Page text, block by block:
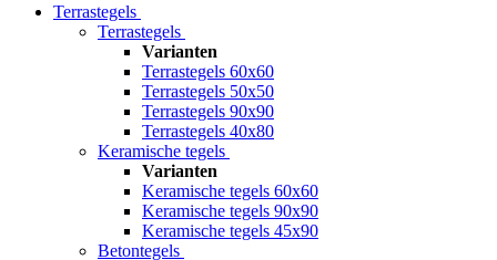
Terrastegels
Terrastegels
Varianten
Terrastegels 60x60
Terrastegels 50x50
Terrastegels 90x90
Terrastegels 40x80
Keramische tegels
Varianten
Keramische tegels 60x60
Keramische tegels 90x90
Keramische tegels 45x90
Betontegels